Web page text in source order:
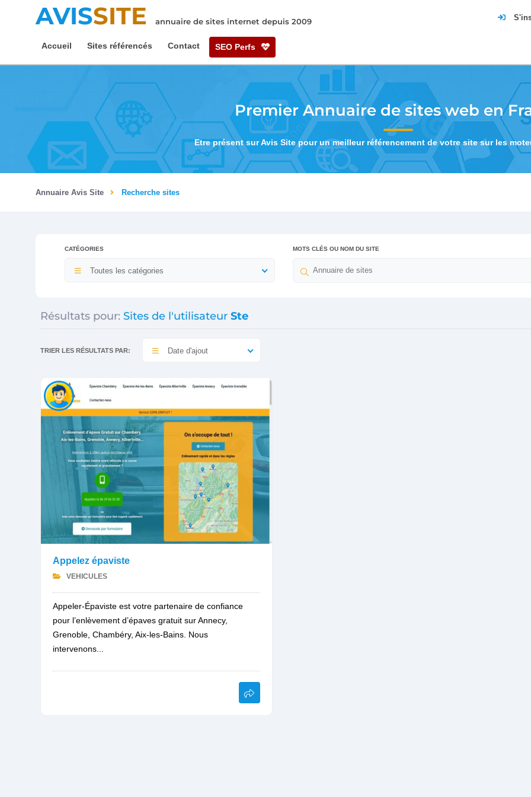
AVISSITE annuaire de sites internet depuis 2009
Accueil Sites référencés Contact SEO Perfs
Premier Annuaire de sites web en
Etre présent sur Avis Site pour un meilleur référencement de votre site sur les
Annuaire Avis Site Recherche sites
CATÉGORIES
Toutes les catégories
MOTS CLÉS OU NOM DU SITE
Résultats pour: Sites de l'utilisateur Ste
TRIER LES RÉSULTATS PAR: Date d'ajout
Appelez épaviste
VEHICULES
Appeler-Épaviste est votre partenaire de confiance
pour l’enlèvement d’épaves gratuit sur Annecy,
Grenoble, Chambéry, Aix-les-Bains. Nous
intervenons...